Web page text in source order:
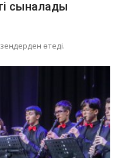
сыналады
өтеді.